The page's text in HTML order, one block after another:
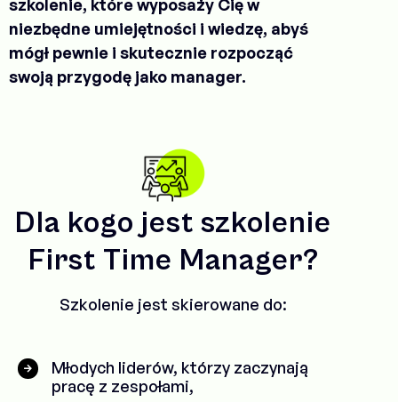
szkolenie, które wyposaży Cię w
niezbędne umiejętności i wiedzę, abyś
mógł pewnie i skutecznie rozpocząć
swoją przygodę jako manager.
Dla kogo jest szkolenie
First Time Manager?
Szkolenie jest skierowane do:
Młodych liderów, którzy zaczynają
pracę z zespołami,